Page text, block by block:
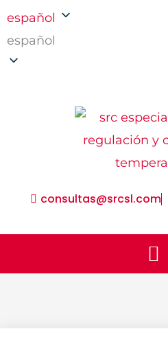
contenido
español
español
consultas@srcsl.com